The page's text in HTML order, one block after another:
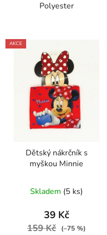
Polyester
AKCE
Dětský nákrčník s
myškou Minnie
Skladem (5 ks)
39 Kč
159 Kč (–75 %)